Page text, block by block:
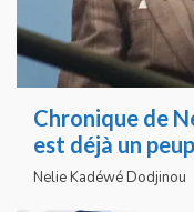
Chronique de
est déjà un
Nelie Kadéwé Dodjinou